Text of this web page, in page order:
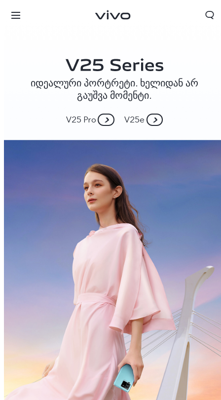
Georgia | აირჩიეთ ქვეყანა/რეგიონი
იდეალური პორტრეტი. ხელიდან არ
გაუშვა მომენტი.
V25 Pro V25e